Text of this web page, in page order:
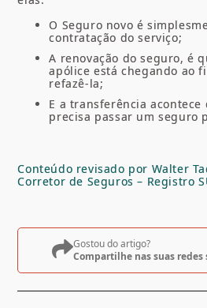
O Seguro novo é
contratação do serviço;
A renovação do seguro, é
apólice está chegando ao
refazê-la;
E a transferência
precisa passar um seguro
Conteúdo revisado por Walter
Corretor de Seguros – Registro
Gostou do artigo?
Compartilhe nas suas redes